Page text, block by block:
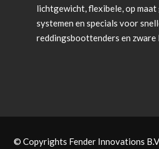
lichtgewicht, flexibele, op
systemen en specials voor
reddingsboottenders en zware
© Copyrights Fender Innovations